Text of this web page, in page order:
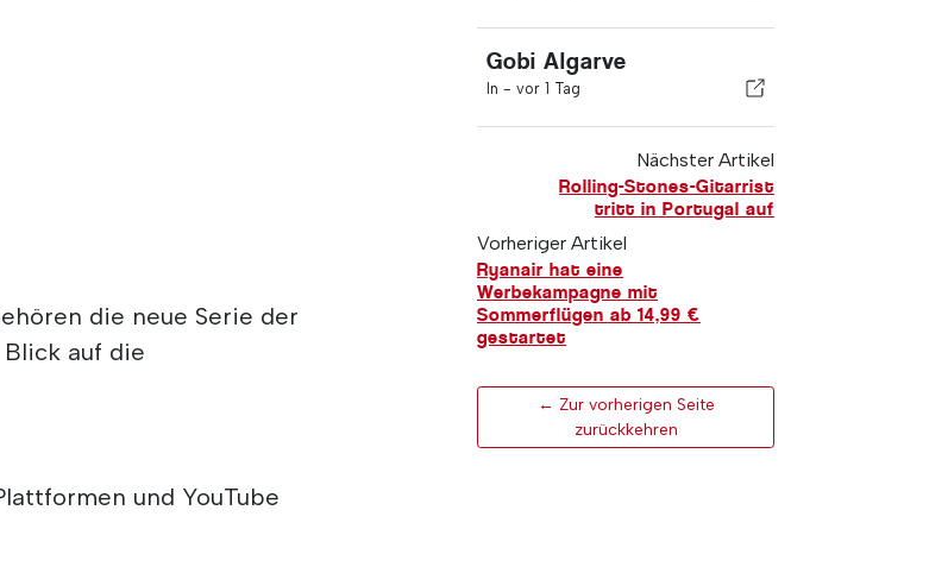
die neue Serie der
auf die
und YouTube
Gobi Algarve
In - vor 1 Tag
Nächster Artikel
Rolling-Stones-Gitarrist
tritt in Portugal auf
Vorheriger Artikel
Ryanair hat eine
Werbekampagne mit
Sommerflügen ab 14,99 €
gestartet
← Zur vorherigen Seite
zurückkehren